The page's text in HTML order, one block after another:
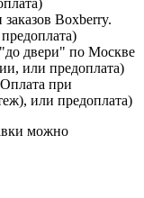
Boxberry.
двери" по Москве
или предоплата)
при
или предоплата)
можно